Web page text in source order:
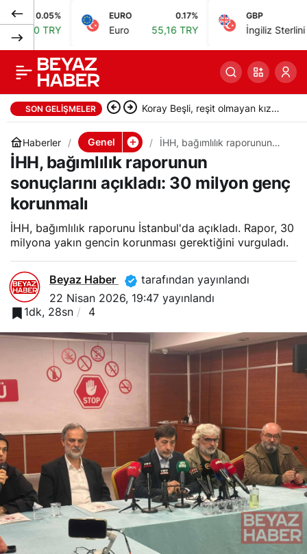
EURO
Euro 55,16 TRY
GBP
İngiliz Sterlini 64,25
SON GELIŞMELER Koray Beşli, reşit olmayan kız
çocuklarını pazarladığı
iddiasıyla tutuklandı
Haberler Genel
İHH, bağımlılık raporunun
milyon genç korunmalı
İHH, bağımlılık raporunun
sonuçlarını açıkladı: 30 milyon genç
korunmalı
İHH, bağımlılık raporunu İstanbul'da açıkladı. Rapor, 30
milyona yakın gencin korunması gerektiğini vurguladı.
Beyaz Haber
tarafından yayınlandı
22 Nisan 2026, 19:47 yayınlandı
1dk, 28sn
4
İçişleri Bakanlığı
Müşaviri Karaca:
Sokak hayvanlarının
yüzde 78’i toplandı
0 Paylaş